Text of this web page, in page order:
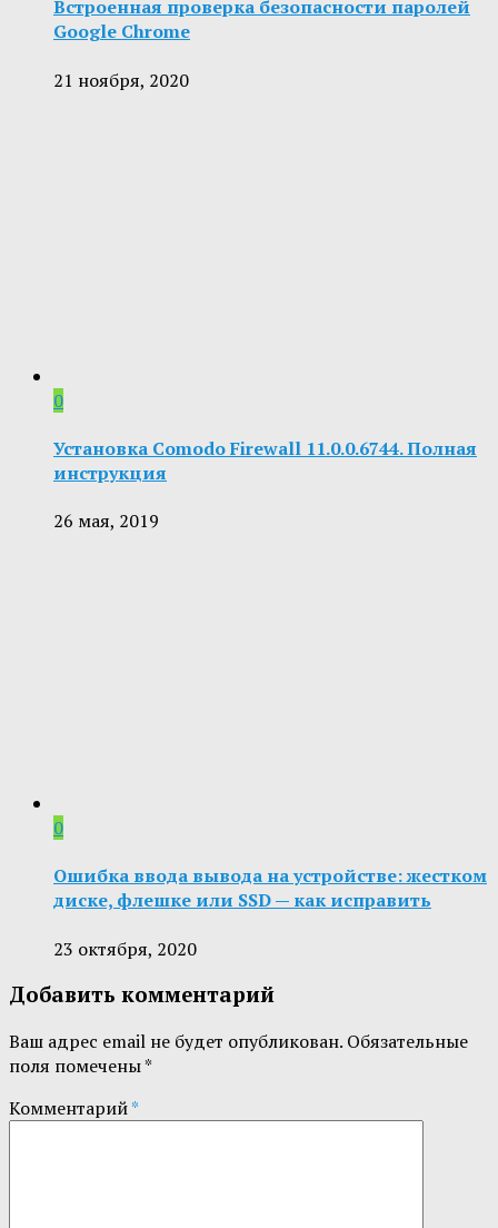
Встроенная проверка безопасности паролей
Google Chrome
21 ноября, 2020
0
Установка Comodo Firewall 11.0.0.6744. Полная
инструкция
26 мая, 2019
0
Ошибка ввода вывода на устройстве: жестком
диске, флешке или SSD — как исправить
23 октября, 2020
Добавить комментарий
Ваш адрес email не будет опубликован. Обязательные
поля помечены*
Комментарий*